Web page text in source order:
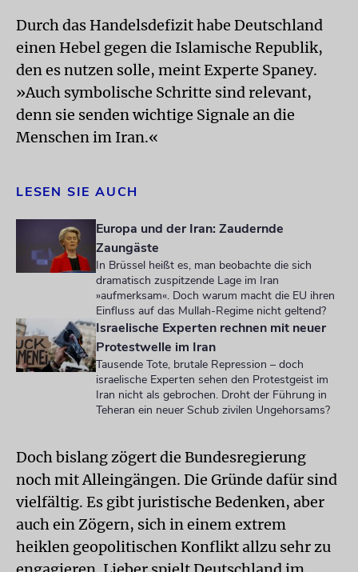
Durch das Handelsdefizit habe Deutschland
einen Hebel gegen die Islamische Republik,
den es nutzen solle, meint Experte Spaney.
»Auch symbolische Schritte sind relevant,
denn sie senden wichtige Signale an die
Menschen im Iran.«
LESEN SIE AUCH
Europa und der Iran: Zaudernde
Zaungäste
In Brüssel heißt es, man beobachte die sich
dramatisch zuspitzende Lage im Iran
»aufmerksam«. Doch warum macht die EU ihren
Einfluss auf das Mullah-Regime nicht geltend?
Israelische Experten rechnen mit neuer
Protestwelle im Iran
Tausende Tote, brutale Repression – doch
israelische Experten sehen den Protestgeist im
Iran nicht als gebrochen. Droht der Führung in
Teheran ein neuer Schub zivilen Ungehorsams?
Doch bislang zögert die Bundesregierung
noch mit Alleingängen. Die Gründe dafür sind
vielfältig. Es gibt juristische Bedenken, aber
auch ein Zögern, sich in einem extrem
heiklen geopolitischen Konflikt allzu sehr zu